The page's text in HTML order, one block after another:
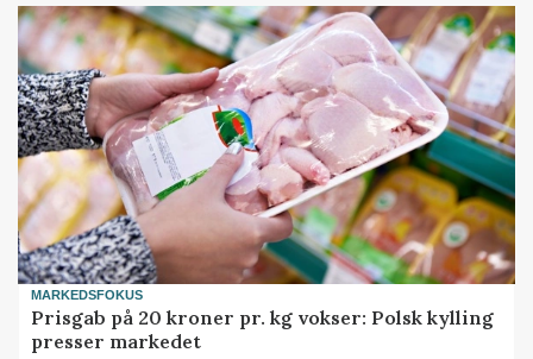
MARKEDSFOKUS
Prisgab på 20 kroner pr. kg vokser: Polsk kylling
presser markedet